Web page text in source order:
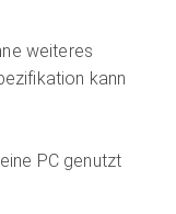
weiteres
kann
PC genutzt